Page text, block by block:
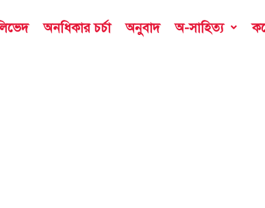
অনধিকার চর্চা অনুবাদ অ-সাহিত্য